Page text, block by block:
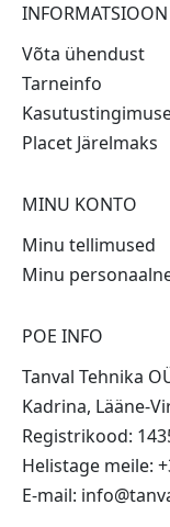
INFORMATSIOON
Võta ühendust
Tarneinfo
Placet Järelmaks
MINU KONTO
Minu tellimused
Minu
POE INFO
Tanval Tehnika
Kadrina, Lääne-
Registrikood:
Helistage meile:
E-mail: